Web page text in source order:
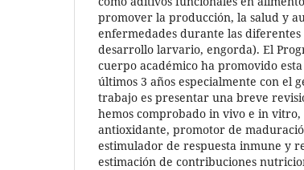
promover la producción, la salud y
enfermedades durante las
desarrollo larvario, engorda). El
cuerpo académico ha promovido
últimos 3 años especialmente con el
trabajo es presentar una breve
hemos comprobado in vivo e in
antioxidante, promotor de
estimulador de respuesta inmune y
estimación de contribuciones